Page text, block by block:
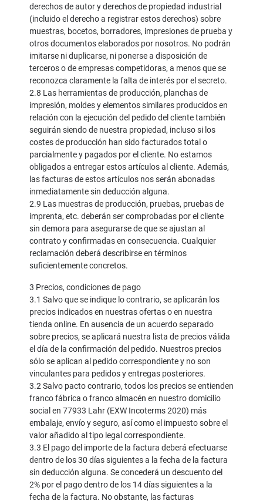
derechos de autor y derechos de propiedad industrial
(incluido el derecho a registrar estos derechos) sobre
muestras, bocetos, borradores, impresiones de prueba y
otros documentos elaborados por nosotros. No podrán
imitarse ni duplicarse, ni ponerse a disposición de
terceros o de empresas competidoras, a menos que se
reconozca claramente la falta de interés por el secreto.
2.8 Las herramientas de producción, planchas de
impresión, moldes y elementos similares producidos en
relación con la ejecución del pedido del cliente también
seguirán siendo de nuestra propiedad, incluso si los
costes de producción han sido facturados total o
parcialmente y pagados por el cliente. No estamos
obligados a entregar estos artículos al cliente. Además,
las facturas de estos artículos nos serán abonadas
inmediatamente sin deducción alguna.
2.9 Las muestras de producción, pruebas, pruebas de
imprenta, etc. deberán ser comprobadas por el cliente
sin demora para asegurarse de que se ajustan al
contrato y confirmadas en consecuencia. Cualquier
reclamación deberá describirse en términos
suficientemente concretos.
3 Precios, condiciones de pago
3.1 Salvo que se indique lo contrario, se aplicarán los
precios indicados en nuestras ofertas o en nuestra
tienda online. En ausencia de un acuerdo separado
sobre precios, se aplicará nuestra lista de precios válida
el día de la confirmación del pedido. Nuestros precios
sólo se aplican al pedido correspondiente y no son
vinculantes para pedidos y entregas posteriores.
3.2 Salvo pacto contrario, todos los precios se entienden
franco fábrica o franco almacén en nuestro domicilio
social en 77933 Lahr (EXW Incoterms 2020) más
embalaje, envío y seguro, así como el impuesto sobre el
valor añadido al tipo legal correspondiente.
3.3 El pago del importe de la factura deberá efectuarse
dentro de los 30 días siguientes a la fecha de la factura
sin deducción alguna. Se concederá un descuento del
2% por el pago dentro de los 14 días siguientes a la
fecha de la factura. No obstante, las facturas